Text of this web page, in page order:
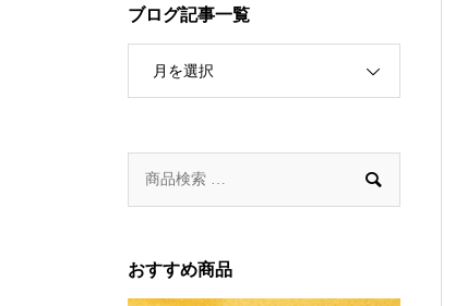
ブログ記事一覧
月を選択

おすすめ商品